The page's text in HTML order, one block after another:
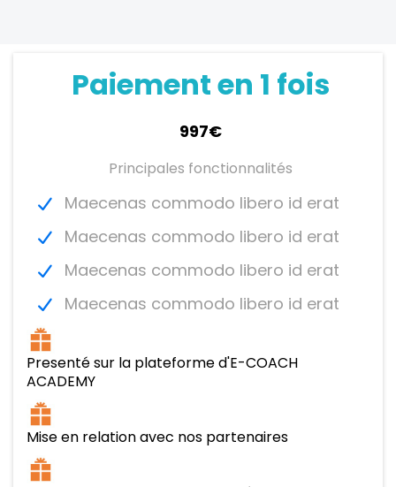
Paiement en 1 fois
997€
Principales fonctionnalités
Maecenas commodo libero id erat
Maecenas commodo libero id erat
Maecenas commodo libero id erat
Maecenas commodo libero id erat
Presenté sur la plateforme d'E-COACH
ACADEMY
Mise en relation avec nos partenaires